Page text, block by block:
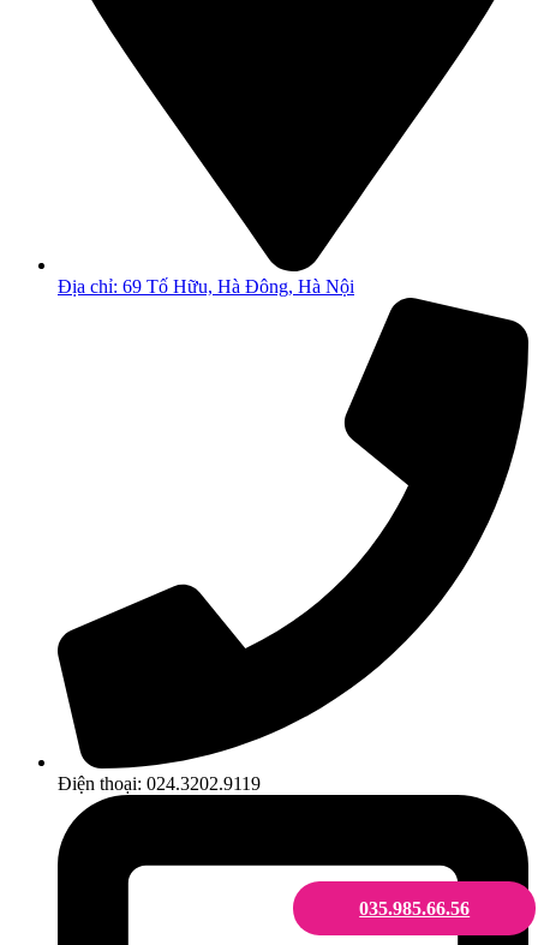
035.985.66.56
Địa chỉ: 69 Tố Hữu, Hà Đông, Hà Nội
Điện thoại: 024.3202.9119